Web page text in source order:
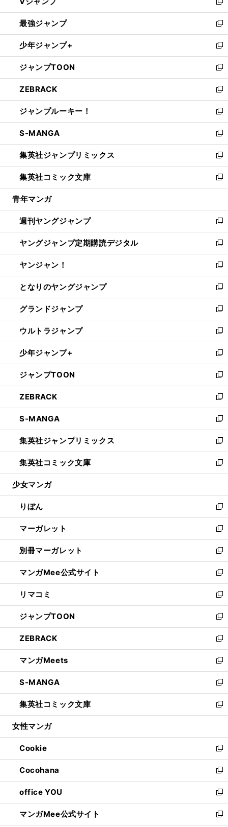
ィ
ン
ド
ウ
で
開
く
い
ウ
ィ
ン
ド
ウ
で
開
く
新
し
い
ウ
ィ
ン
ド
ウ
で
開
く
最強ジャンプ
新
し
い
ウ
ィ
ン
ド
ウ
で
開
く
少年ジャンプ+
新
し
い
ウ
ィ
ン
ド
ウ
で
開
く
ジャンプTOON
新
し
い
ウ
ィ
ン
ド
ウ
で
開
く
ZEBRACK
新
し
い
ウ
ィ
ン
ド
ウ
で
開
ジャンプルーキー！
新
し
い
ウ
ィ
ン
ド
ウ
開
く
S-MANGA
新
し
い
ウ
ィ
ン
ウ
で
開
く
集英社ジャンプリミックス
新
し
い
ウ
ン
ド
ウ
で
開
く
集英社コミック文庫
新
し
ウ
ィ
ン
ド
ウ
で
開
く
青年マンガ
週刊ヤングジャンプ
新
し
い
ウ
ィ
ン
ド
ウ
で
開
く
ヤングジャンプ定期購読デジタル
新
し
い
ウ
ィ
ン
ド
ウ
で
開
く
ヤンジャン！
新
し
い
ウ
ィ
ン
ド
ウ
で
開
く
となりのヤングジャンプ
新
し
い
ウ
ィ
ン
ド
ウ
で
開
く
グランドジャンプ
新
し
い
ウ
ィ
ン
ド
ウ
で
開
く
ウルトラジャンプ
新
し
い
ウ
ィ
ン
ド
ウ
で
開
く
少年ジャンプ+
新
し
い
ウ
ィ
ン
ド
ウ
で
開
く
ジャンプTOON
新
し
い
ウ
ィ
ン
ド
ウ
で
開
ZEBRACK
新
し
い
ウ
ィ
ン
ド
ウ
開
く
S-MANGA
新
し
い
ウ
ィ
ン
ウ
で
開
く
集英社ジャンプリミックス
新
し
い
ウ
ン
ド
ウ
で
開
く
集英社コミック文庫
新
し
ウ
ィ
ン
ド
ウ
で
開
く
少女マンガ
りぼん
新
し
い
ウ
ィ
ン
ド
ウ
で
開
く
マーガレット
新
し
い
ウ
ィ
ン
ド
ウ
で
開
く
別冊マーガレット
新
し
い
ウ
ィ
ン
ド
ウ
で
開
く
マンガMee公式サイト
新
し
い
ウ
ィ
ン
ド
ウ
で
開
く
リマコミ
新
し
い
ウ
ィ
ン
ド
ウ
で
開
く
ジャンプTOON
新
し
い
ウ
ィ
ン
ド
ウ
で
開
ZEBRACK
新
し
い
ウ
ィ
ン
ド
ウ
開
く
マンガMeets
新
し
い
ウ
ィ
ン
ウ
で
開
く
S-MANGA
新
し
い
ウ
ン
ド
ウ
で
開
く
集英社コミック文庫
新
し
ウ
ィ
ン
ド
ウ
で
開
く
女性マンガ
Cookie
新
し
い
ウ
ィ
ン
ド
Cocohana
新
し
い
ウ
ィ
office YOU
新
し
い
マンガMee公式サイト
新